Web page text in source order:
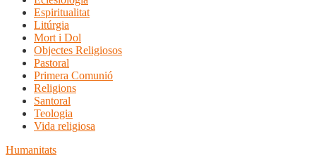
Espiritualitat
Litúrgia
Mort i Dol
Objectes Religiosos
Pastoral
Primera Comunió
Religions
Santoral
Teologia
Vida religiosa
Humanitats